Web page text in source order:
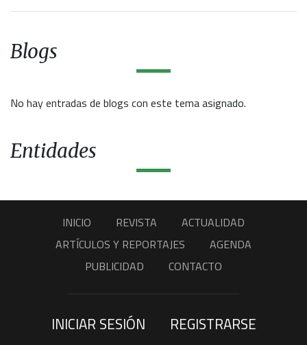
Blogs
No hay entradas de blogs con este tema asignado.
Entidades
INICIO REVISTA
ACTUALIDAD
ARTÍCULOS Y REPORTAJES
AGENDA
PUBLICIDAD
CONTACTO
INICIAR SESIÓN
REGISTRARSE